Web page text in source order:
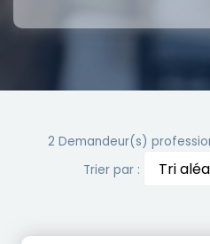
2 Demandeur(s)
Trier par :